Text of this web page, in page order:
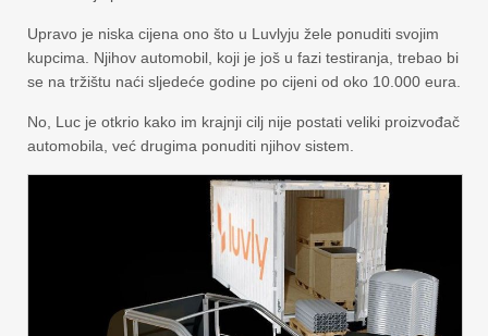
Upravo je niska cijena ono što u Luvlyju žele ponuditi svojim
kupcima. Njihov automobil, koji je još u fazi testiranja, trebao bi
se na tržištu naći sljedeće godine po cijeni od oko 10.000 eura.
No, Luc je otkrio kako im krajnji cilj nije postati veliki proizvođač
automobila, već drugima ponuditi njihov sistem.